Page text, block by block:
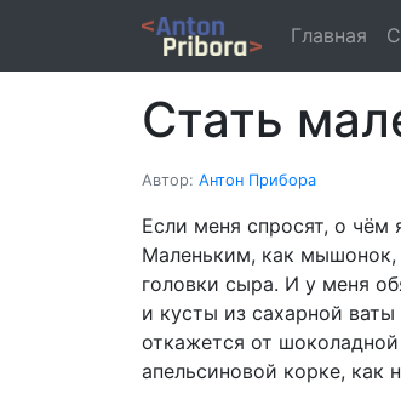
Главная
Стать
Автор: Антон Прибора
Если меня спросят, о чём
Маленьким, как
головки сыра. И у меня
и кусты из сахарной
откажется от
апельсиновой корке, как